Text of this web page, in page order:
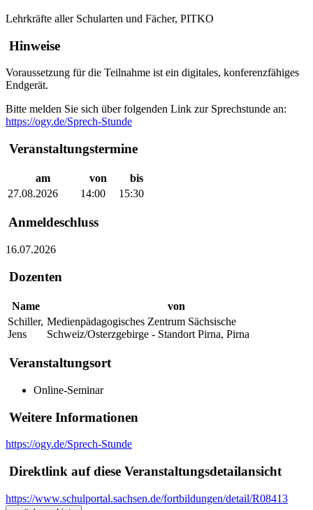
Lehrkräfte aller Schularten und Fächer, PITKO
Hinweise
Voraussetzung für die Teilnahme ist ein digitales, konferenzfähiges
Endgerät.
Bitte melden Sie sich über folgenden Link zur Sprechstunde an:
https://ogy.de/Sprech-Stunde
Veranstaltungstermine
am von
bis
27.08.2026
14:00 15:30
Anmeldeschluss
16.07.2026
Dozenten
Name
von
Schiller,
Jens
Medienpädagogisches Zentrum Sächsische
Schweiz/Osterzgebirge - Standort Pirna, Pirna
Veranstaltungsort
Online-Seminar
Weitere Informationen
https://ogy.de/Sprech-Stunde
Direktlink auf diese Veranstaltungsdetailansicht
https://www.schulportal.sachsen.de/fortbildungen/detail/R08413